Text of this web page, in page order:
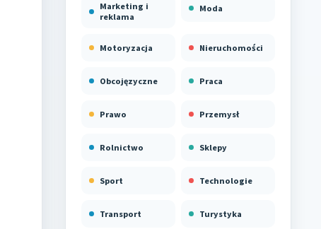
Marketing i
reklama
Moda
Motoryzacja Nieruchomości
Obcojęzyczne Praca
Prawo Przemysł
Rolnictwo Sklepy
Sport Technologie
Transport Turystyka